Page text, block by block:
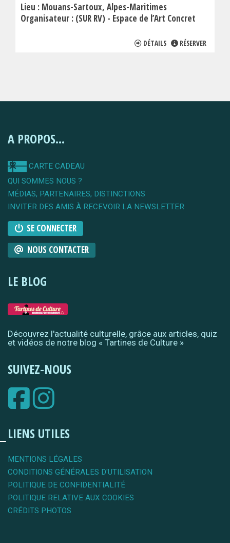
Lieu : Mouans-Sartoux Alpes-Maritimes
Organisateur : (SUR RV) - Espace de l’Art Concret
DÉTAILS RÉSERVER
A PROPOS...
CARTE CADEAU
QUI SOMMES NOUS ?
MÉDIAS, PARTENAIRES, DISTINCTIONS
INVITER DES AMIS À RECEVOIR LA NEWSLETTER
SE CONNECTER
NOUS CONTACTER
LE BLOG
Découvrez l'actualité culturelle, grâce aux articles, quiz
et vidéos de notre blog « Tartines de Culture »
SUIVEZ-NOUS
LIENS UTILES
MENTIONS LÉGALES
CONDITIONS GÉNÉRALES D'UTILISATION
POLITIQUE DE CONFIDENTIALITÉ
POLITIQUE RELATIVE AUX COOKIES
CRÉDITS PHOTOS